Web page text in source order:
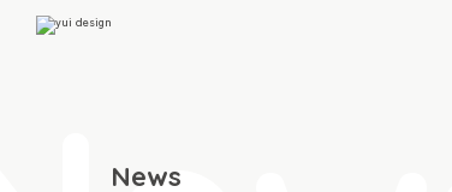
News